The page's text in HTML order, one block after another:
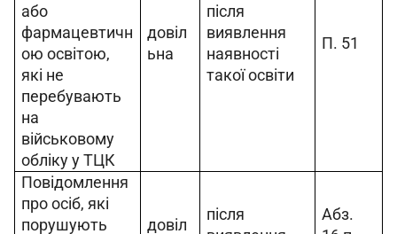
або
фармацевтичн
ою освітою,
які не
перебувають
на
військовому
обліку у ТЦК
довіл
ьна
після
виявлення
наявності
такої освіти
П. 51
Повідомлення
про осіб, які
порушують
довіл
після
Абз.